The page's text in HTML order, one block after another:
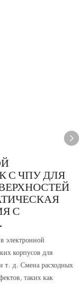
С ЧПУ ДЛЯ
С
электронной
корпусов для
т. д. Смена расходных
таких как